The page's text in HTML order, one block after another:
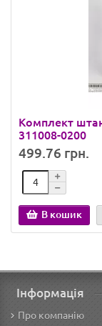
Комплект
311008-0200
499.76 грн.
В кошик
Інформація
Про компанію